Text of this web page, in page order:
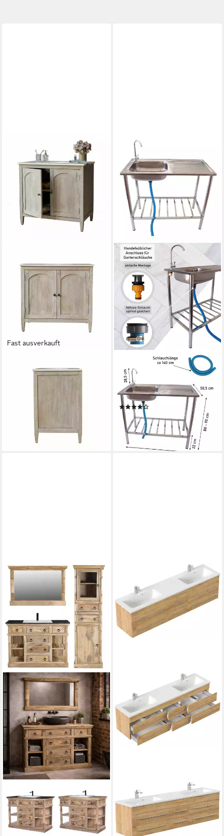
Fast ausverkauft
Waschtisch Waschtisch
lieferbar in 3 Wochen
JÜRGEN WESTERHOLT GMBH
Waschtisch-Set, (1-St),
Outdoor Edelstahl Waschtisch
mit Armatur
139,95 € UVP169,95 €
-18%
lieferbar - in 4-5 Werktagen bei dir
BAARIO
Waschtisch Waschtisch PAZIN
ohne Becken, mit
Unterschrank Badmöbel
MAGNOLIA HOME
Doppelwaschtisch Badmöbel
Colossos 200 SoftClose eiche